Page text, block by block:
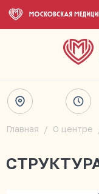
Главная О центре